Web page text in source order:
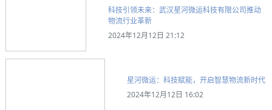
科技引领未来：武汉星河微运科技有限公司推动
物流行业革新
2024年12月12日 21:12
星河微运：科技赋能，开启智慧物流新时代
2024年12月12日 16:02